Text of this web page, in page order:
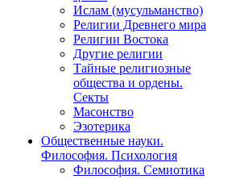
Ислам (мусульманство)
Религии Древнего мира
Религии Востока
Другие религии
Тайные религиозные
общества и ордены.
Секты
Масонство
Эзотерика
Общественные науки.
Философия. Психология
Философия. Семиотика